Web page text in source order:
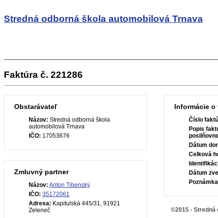
Stredná odborná škola automobilová Trnava
Faktúra č. 221286
Obstarávateľ
Názov: Stredná odborná škola
automobilová Trnava
IČO: 17053676
Zmluvný partner
Názov: Anton Tibenský
IČO: 35172061
Adresa: Kapitulská 445/31, 91921
Zeleneč
Informácie o
Číslo
Popis
Dátum
Celková
Dátum
©2015 - Stredná